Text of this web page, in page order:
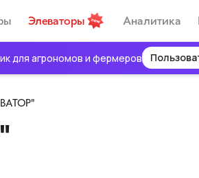
для агрономов и фермеров
Элеваторы Аналитика